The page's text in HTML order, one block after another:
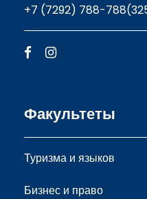
+7 (7292) 788-
Факультеты
Туризма и языков
Бизнес и право